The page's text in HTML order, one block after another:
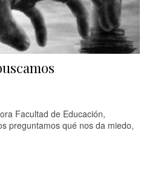
Facultad de Educación,
preguntamos qué nos da miedo,